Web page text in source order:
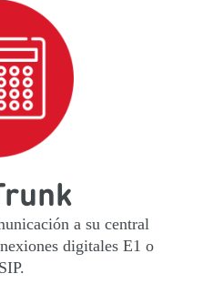
a su central
digitales E1 o